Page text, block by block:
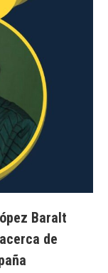
Baralt
de